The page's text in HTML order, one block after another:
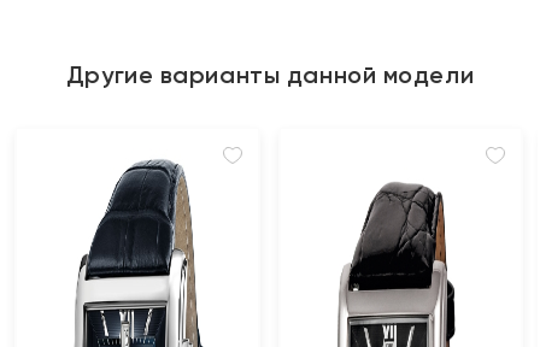
Другие варианты данной модели